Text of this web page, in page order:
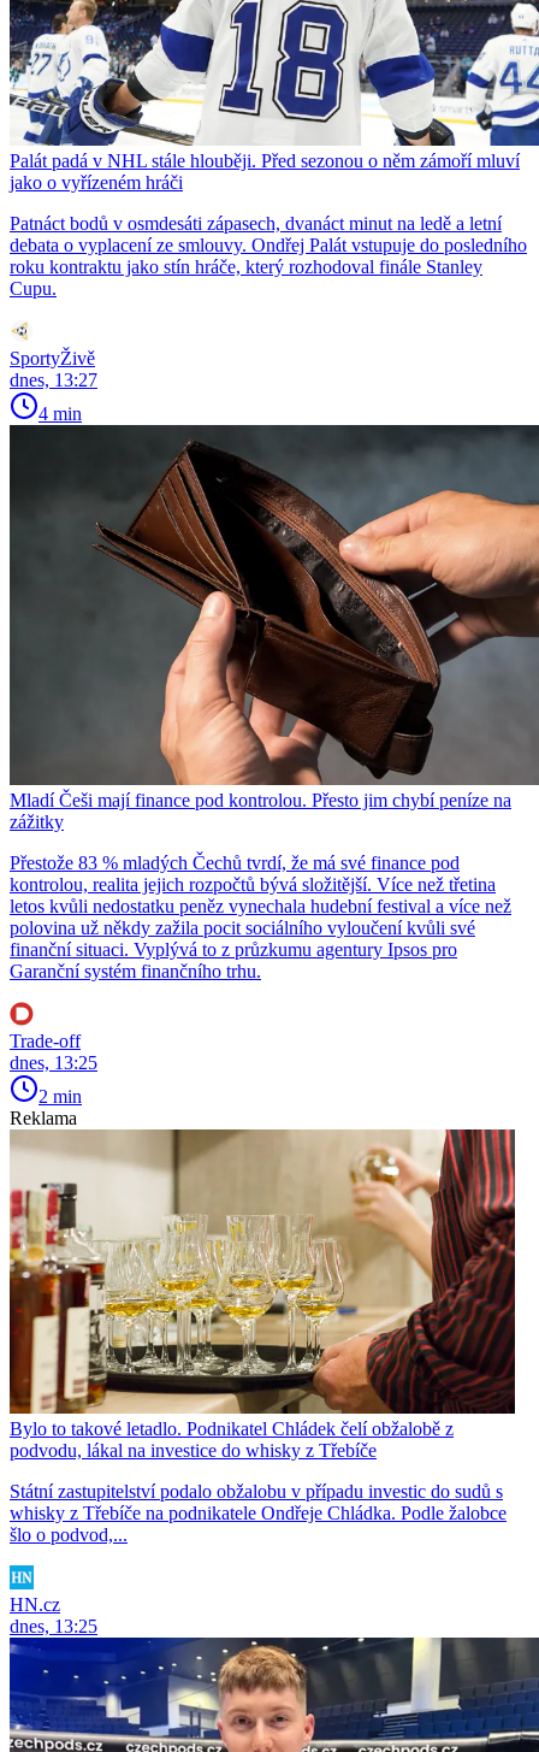
Palát padá v NHL stále hlouběji. Před sezonou o něm zámoří mluví
jako o vyřízeném hráči
Patnáct bodů v osmdesáti zápasech, dvanáct minut na ledě a letní
debata o vyplacení ze smlouvy. Ondřej Palát vstupuje do posledního
roku kontraktu jako stín hráče, který rozhodoval finále Stanley
Cupu.
SportyŽivě
dnes, 13:27
4 min
Mladí Češi mají finance pod kontrolou. Přesto jim chybí peníze na
zážitky
Přestože 83 % mladých Čechů tvrdí, že má své finance pod
kontrolou, realita jejich rozpočtů bývá složitější. Více než třetina
letos kvůli nedostatku peněz vynechala hudební festival a více než
polovina už někdy zažila pocit sociálního vyloučení kvůli své
finanční situaci. Vyplývá to z průzkumu agentury Ipsos pro
Garanční systém finančního trhu.
Trade-off
dnes, 13:25
2 min
Reklama
Bylo to takové letadlo. Podnikatel Chládek čelí obžalobě z
podvodu, lákal na investice do whisky z Třebíče
Státní zastupitelství podalo obžalobu v případu investic do sudů s
whisky z Třebíče na podnikatele Ondřeje Chládka. Podle žalobce
šlo o podvod,...
HN.cz
dnes, 13:25